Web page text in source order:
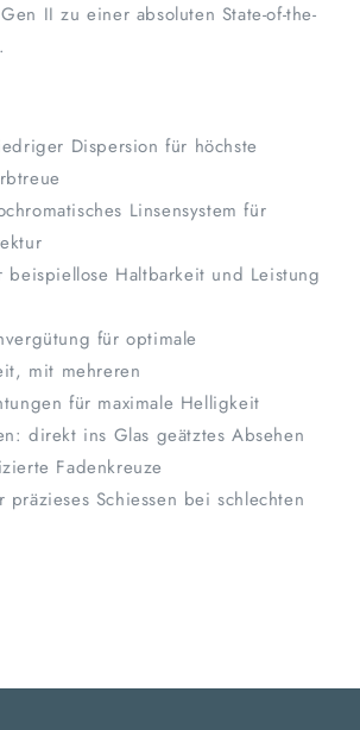
II zu einer absoluten State-of-the-
Dispersion für höchste
Linsensystem für
beispiellose Haltbarkeit und Leistung
für optimale
mit mehreren
für maximale Helligkeit
direkt ins Glas geätztes Absehen
Fadenkreuze
präzieses Schiessen bei schlechten